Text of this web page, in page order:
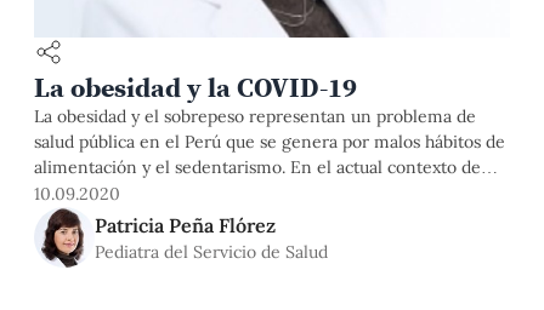
La obesidad y la COVID-19
La obesidad y el sobrepeso representan un problema de
salud pública en el Perú que se genera por malos hábitos de
alimentación y el sedentarismo. En el actual contexto de
pandemia, este problema se ha agravado y repercute en
nuestra salud. Por ello, en este artículo comentaremos
sobre la relación entre la obesidad y la
10.09.2020
Patricia Peña Flórez
Pediatra del Servicio de Salud